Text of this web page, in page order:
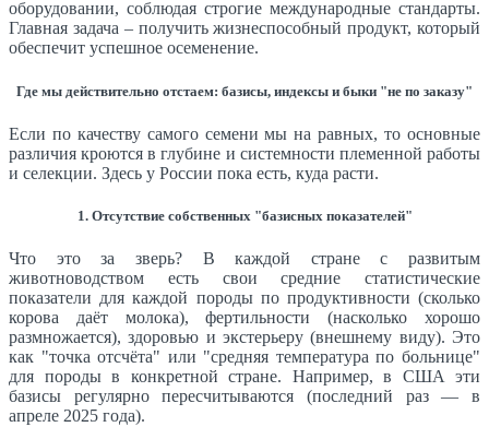
оборудовании, соблюдая строгие международные стандарты.
Главная задача – получить жизнеспособный продукт, который
обеспечит успешное осеменение.
Где мы действительно отстаем: базисы, индексы и быки "не по заказу"
Если по качеству самого семени мы на равных, то основные
различия кроются в глубине и системности племенной работы
и селекции. Здесь у России пока есть, куда расти.
1. Отсутствие собственных "базисных показателей"
Что это за зверь? В каждой стране с развитым
животноводством есть свои средние статистические
показатели для каждой породы по продуктивности (сколько
корова даёт молока), фертильности (насколько хорошо
размножается), здоровью и экстерьеру (внешнему виду). Это
как "точка отсчёта" или "средняя температура по больнице"
для породы в конкретной стране. Например, в США эти
базисы регулярно пересчитываются (последний раз — в
апреле 2025 года).